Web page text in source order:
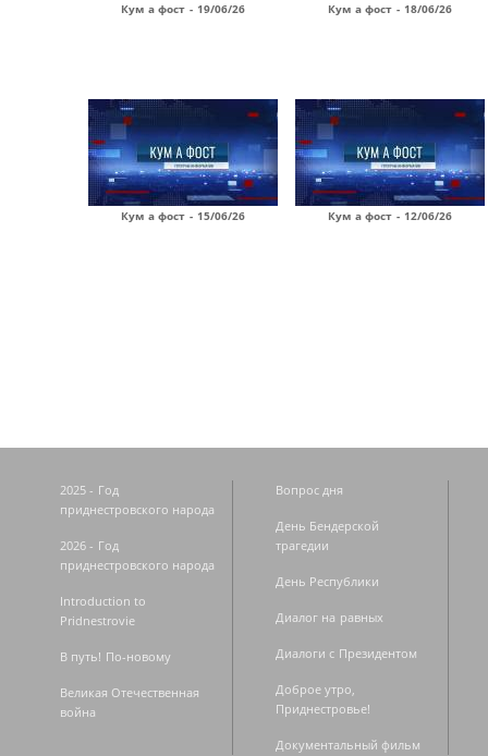
Кум а фост - 19/06/26 Кум а фост - 18/06/26
Кум а фост - 15/06/26 Кум а фост - 12/06/26
2025 - Год
приднестровского народа
2026 - Год
приднестровского народа
Introduction to
Pridnestrovie
В путь! По-новому
Великая Отечественная
война
Вопрос дня
День Бендерской
трагедии
День Республики
Диалог на равных
Диалоги с Президентом
Доброе утро,
Приднестровье!
Документальный фильм